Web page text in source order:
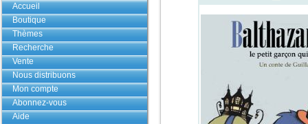
Accueil
Boutique
Thèmes
Recherche
Vente
Nous distribuons
Mon compte
Abonnez-vous
Aide